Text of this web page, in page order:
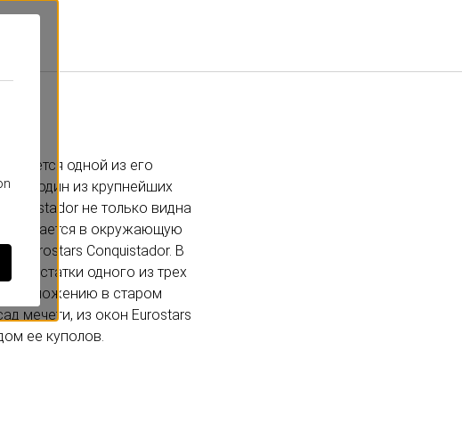
одной из его
и один из крупнейших
не только видна
в окружающую
в Eurostars Conquistador. В
остатки одного из трех
в старом
мечети, из окон Eurostars
ее куполов.